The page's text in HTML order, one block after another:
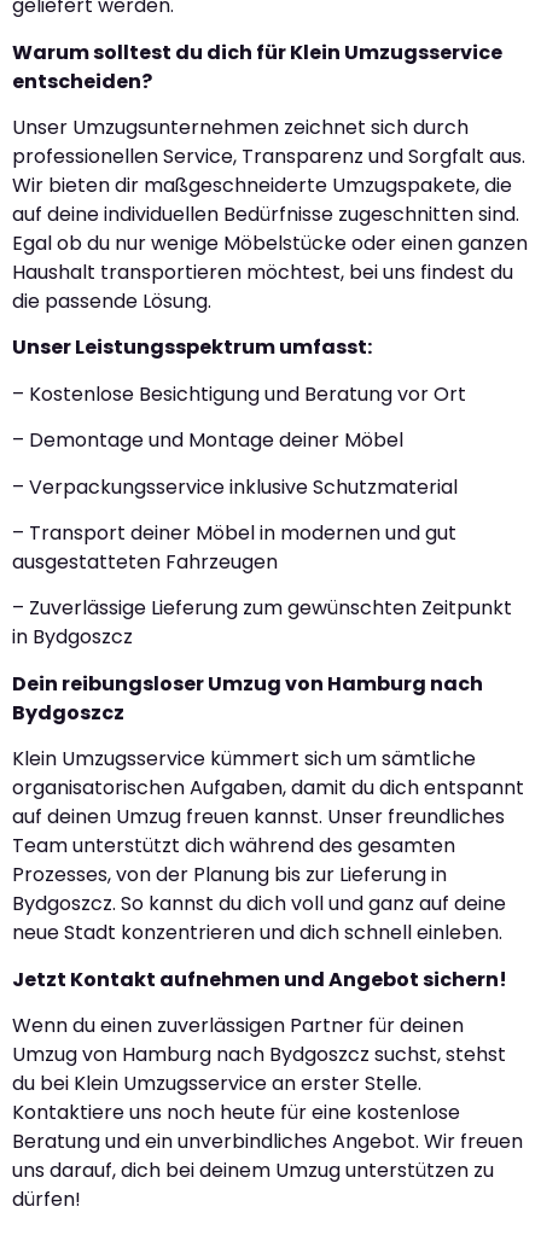
geliefert werden.
Warum solltest du dich für Klein Umzugsservice
entscheiden?
Unser Umzugsunternehmen zeichnet sich durch
professionellen Service, Transparenz und Sorgfalt aus.
Wir bieten dir maßgeschneiderte Umzugspakete, die
auf deine individuellen Bedürfnisse zugeschnitten sind.
Egal ob du nur wenige Möbelstücke oder einen ganzen
Haushalt transportieren möchtest, bei uns findest du
die passende Lösung.
Unser Leistungsspektrum umfasst:
– Kostenlose Besichtigung und Beratung vor Ort
– Demontage und Montage deiner Möbel
– Verpackungsservice inklusive Schutzmaterial
– Transport deiner Möbel in modernen und gut
ausgestatteten Fahrzeugen
– Zuverlässige Lieferung zum gewünschten Zeitpunkt
in Bydgoszcz
Dein reibungsloser Umzug von Hamburg nach
Bydgoszcz
Klein Umzugsservice kümmert sich um sämtliche
organisatorischen Aufgaben, damit du dich entspannt
auf deinen Umzug freuen kannst. Unser freundliches
Team unterstützt dich während des gesamten
Prozesses, von der Planung bis zur Lieferung in
Bydgoszcz. So kannst du dich voll und ganz auf deine
neue Stadt konzentrieren und dich schnell einleben.
Jetzt Kontakt aufnehmen und Angebot sichern!
Wenn du einen zuverlässigen Partner für deinen
Umzug von Hamburg nach Bydgoszcz suchst, stehst
du bei Klein Umzugsservice an erster Stelle.
Kontaktiere uns noch heute für eine kostenlose
Beratung und ein unverbindliches Angebot. Wir freuen
uns darauf, dich bei deinem Umzug unterstützen zu
dürfen!